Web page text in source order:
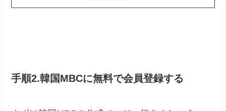
手順2.韓国MBCに無料で会員登録する